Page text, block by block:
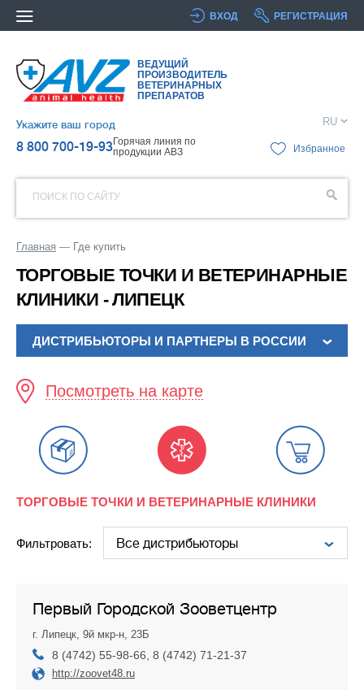
ВХОД РЕГИСТРАЦИЯ
ВЕДУЩИЙ
ПРОИЗВОДИТЕЛЬ
ВЕТЕРИНАРНЫХ
ПРЕПАРАТОВ
Укажите ваш город
8 800 700-19-93Горячая линия по
продукции АВЗ
RU
Избранное
ПОИСК ПО САЙТУ
Главная Где купить
ТОРГОВЫЕ ТОЧКИ И ВЕТЕРИНАРНЫЕ
КЛИНИКИ - ЛИПЕЦК
ДИСТРИБЬЮТОРЫ И ПАРТНЕРЫ В РОССИИ
Посмотреть на карте
ТОРГОВЫЕ ТОЧКИ И ВЕТЕРИНАРНЫЕ КЛИНИКИ
Фильтровать:
Первый Городской Зооветцентр
г. Липецк, 9й мкр-н, 23Б
8 (4742) 55-98-66, 8 (4742) 71-21-37
http://zoovet48.ru